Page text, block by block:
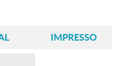
IMPRESSO